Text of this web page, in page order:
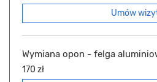
Umów
Wymiana opon - felga
170 zł